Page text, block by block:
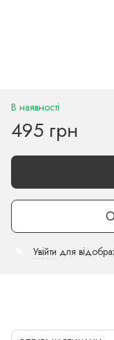
В наявності
495 грн
Увійти для